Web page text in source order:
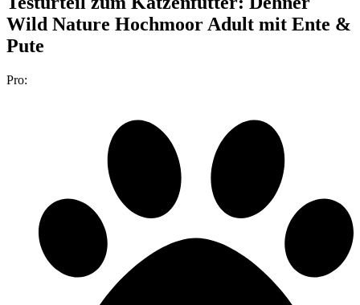
Wild Nature Hochmoor Adult mit Ente &
Pute
Pro: